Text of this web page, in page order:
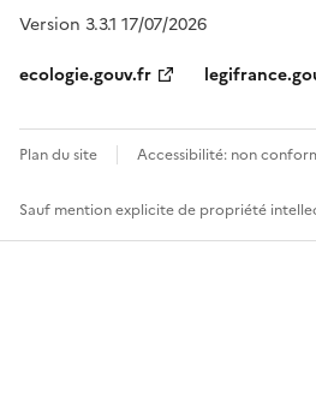
Version 3.3.1 17/07/2026
ecologie.gouv.fr
Plan du site Accessibilité: non
Sauf mention explicite de propriété